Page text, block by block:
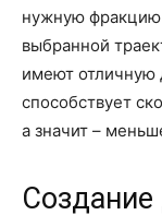
нужную фракцию
выбранной
имеют отличную
способствует
а значит –